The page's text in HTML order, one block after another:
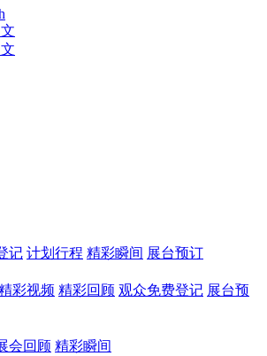
记 计划行程 精彩瞬间 展台预订
彩视频 精彩回顾 观众免费登记 展台预
会回顾 精彩瞬间